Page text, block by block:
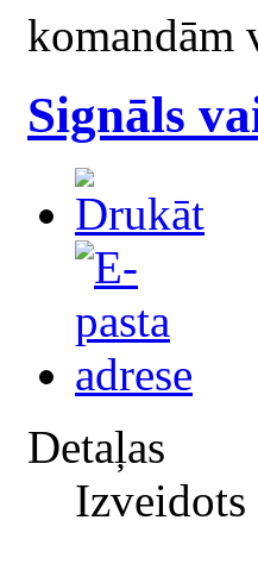
komandām
Signāls
Detaļas